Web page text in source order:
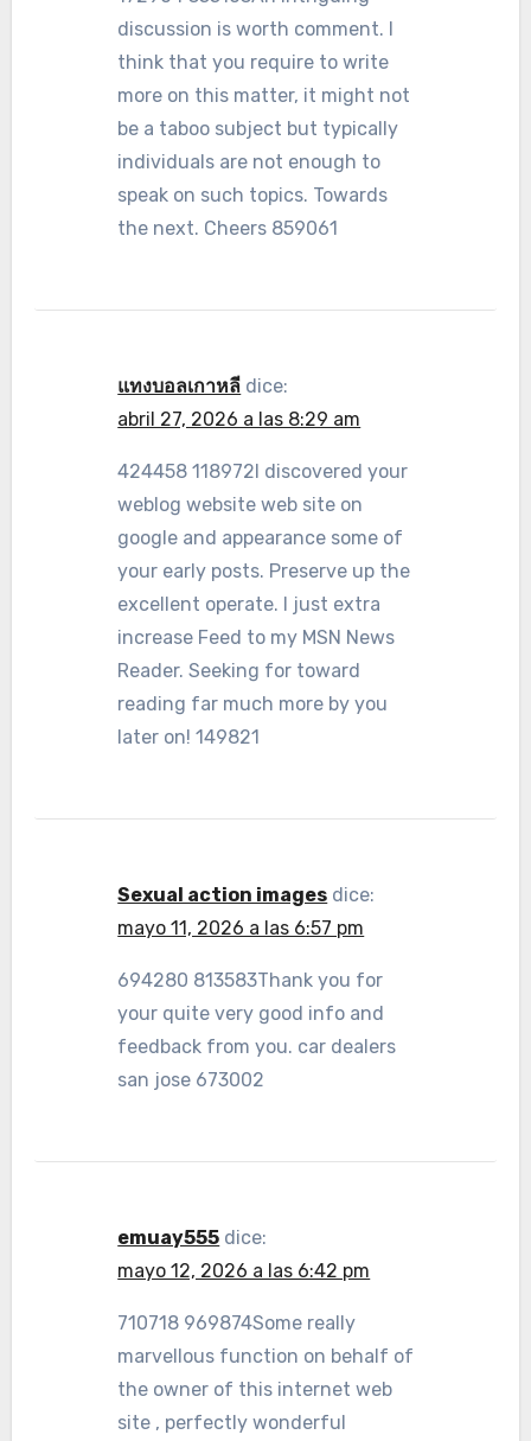
discussion is worth comment. I
think that you require to write
more on this matter, it might not
be a taboo subject but typically
individuals are not enough to
speak on such topics. Towards
the next. Cheers 859061
แทงบอลเกาหลี dice:
abril 27, 2026 a las 8:29 am
424458 118972I discovered your
weblog website web site on
google and appearance some of
your early posts. Preserve up the
excellent operate. I just extra
increase Feed to my MSN News
Reader. Seeking for toward
reading far much more by you
later on! 149821
Sexual action images dice:
mayo 11, 2026 a las 6:57 pm
694280 813583Thank you for
your quite very good info and
feedback from you. car dealers
san jose 673002
emuay555 dice:
mayo 12, 2026 a las 6:42 pm
710718 969874Some really
marvellous function on behalf of
the owner of this internet web
site , perfectly wonderful